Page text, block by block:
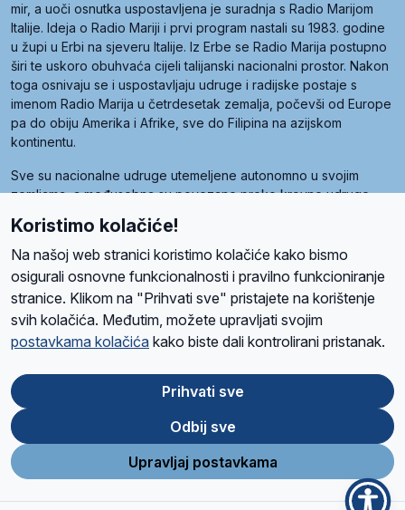
mir, a uoči osnutka uspostavljena je suradnja s Radio Marijom
Italije. Ideja o Radio Mariji i prvi program nastali su 1983. godine
u župi u Erbi na sjeveru Italije. Iz Erbe se Radio Marija postupno
širi te uskoro obuhvaća cijeli talijanski nacionalni prostor. Nakon
toga osnivaju se i uspostavljaju udruge i radijske postaje s
imenom Radio Marija u četrdesetak zemalja, počevši od Europe
pa do obiju Amerika i Afrike, sve do Filipina na azijskom
kontinentu.
Sve su nacionalne udruge utemeljene autonomno u svojim
zemljama, a međusobna su povezane preko krovne udruge
Radio Maria). Svjetsku obitelj utemeljilo je sedam članica, među
kojima je i hrvatska Udruga Radio Marija.
O namaRadio ProgramVolonteriPrijateljiKontaktPravila privatnosti
Ova stranica je zaštićena Google reCAPTCHA sustavom
Store
Google
Play
Koristimo kolačiće!
Na našoj web stranici koristimo kolačiće kako bismo
osigurali osnovne funkcionalnosti i pravilno funkcioniranje
stranice. Klikom na "Prihvati sve" pristajete na korištenje
svih kolačića. Međutim, možete upravljati svojim
postavkama kolačića kako biste dali kontrolirani pristanak.
Prihvati sve
Odbij sve
Upravljaj postavkama